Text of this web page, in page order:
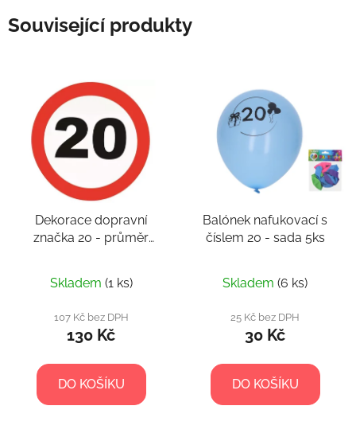
Související produkty
Dekorace dopravní
značka 20 - průměr
Skladem (1 ks)
107 Kč bez DPH
130 Kč
DO KOŠÍKU
Balónek nafukovací s
číslem 20 - sada 5ks
Skladem (6 ks)
25 Kč bez DPH
30 Kč
DO KOŠÍKU